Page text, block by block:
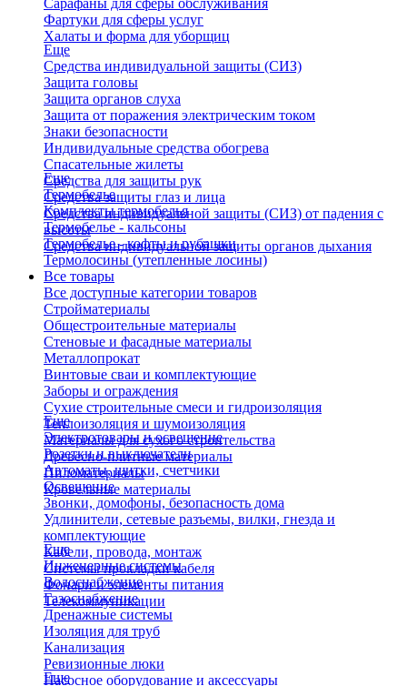
Сарафаны для сферы обслуживания
Фартуки для сферы услуг
Халаты и форма для уборщиц
Еще
Средства индивидуальной защиты (СИЗ)
Защита головы
Защита органов слуха
Защита от поражения электрическим током
Знаки безопасности
Индивидуальные средства обогрева
Спасательные жилеты
Средства для защиты рук
Средства защиты глаз и лица
Средства индивидуальной защиты (СИЗ) от падения с
высоты
Средства индивидуальной защиты органов дыхания
Еще
Термобелье
Комплекты термобелья
Термобелье - кальсоны
Термобелье - кофты и рубашки
Термолосины (утепленные лосины)
Все товары
Все доступные категории товаров
Стройматериалы
Общестроительные материалы
Стеновые и фасадные материалы
Металлопрокат
Винтовые сваи и комплектующие
Заборы и ограждения
Сухие строительные смеси и гидроизоляция
Теплоизоляция и шумоизоляция
Материалы для сухого строительства
Древесно-плитные материалы
Пиломатериалы
Кровельные материалы
Еще
Электротовары и освещение
Розетки и выключатели
Автоматы, щитки, счетчики
Освещение
Звонки, домофоны, безопасность дома
Удлинители, сетевые разъемы, вилки, гнезда и
комплектующие
Кабели, провода, монтаж
Системы прокладки кабеля
Фонари и элементы питания
Телекоммуникации
Еще
Инженерные системы
Водоснабжение
Газоснабжение
Дренажные системы
Изоляция для труб
Канализация
Ревизионные люки
Насосное оборудование и аксессуары
Еще